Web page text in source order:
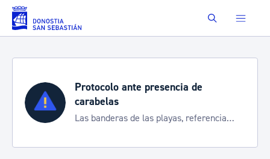
Saltar al contenido principal Buscar
Protocolo ante presencia de
carabelas
Las banderas de las playas, referencia